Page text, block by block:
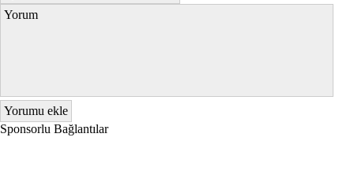
Sponsorlu Bağlantılar